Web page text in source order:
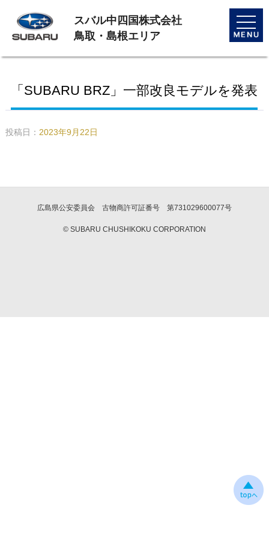
toggle
スバル中四国株式会社
鳥取・島根エリア
「SUBARU BRZ」一部改良モデルを発表
投稿日： 2023年9月22日
広島県公安委員会 古物商許可証番号 第731029600077号
© SUBARU CHUSHIKOKU CORPORATION